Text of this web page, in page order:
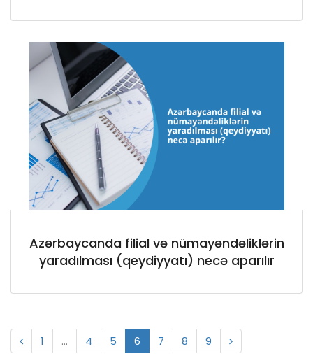
Azərbaycanda filial və nümayəndəliklərin
yaradılması (qeydiyyatı) necə aparılır
Previous
page
1 … 4 5 6 7 8 9
Next
page